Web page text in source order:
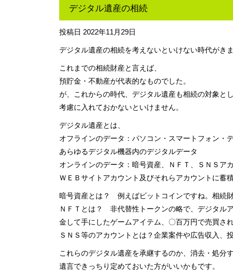
デジタル遺産の相続
投稿日 2022年11月29日
デジタル遺産の相続を考えないといけない時代がきま
これまでの相続財産と言えば、
預貯金・不動産が代表的なものでした。
が、これからの時代、デジタル遺産も相続の対象と
考慮に入れておかないといけません。
デジタル遺産とは、
オフラインのデータ：パソコン・スマートフォン・
あらゆるデジタル機器内のデジタルデータ
オンラインのデータ：暗号資産、ＮＦＴ、ＳＮＳア
ＷＥＢサイトアカウント及びそれらアカウントに蓄
暗号資産とは？ 例えばビットコインですね。相続財
ＮＦＴとは？ 非代替性トークンの略で、デジタル
金して手にしたゲームアイテム、〇百万円で売買さ
ＳＮＳ等のアカウントとは？企業案件や広告収入、
これらのデジタル遺産を承継するのか、消去・処分す
遺言できっちり定めておいた方がいいかもです。